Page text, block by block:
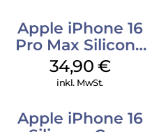
Apple iPhone 16
Pro Max Silicone
Case MagSafe
Denim
34,90 €
inkl. MwSt.
Apple iPhone 16